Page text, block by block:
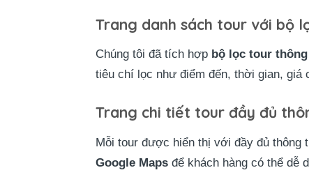
Trang danh sách tour với bộ
Chúng tôi đã tích hợp bộ lọc tour
tiêu chí lọc như điểm đến, thời gian, giá
Trang chi tiết tour đầy đủ
Mỗi tour được hiển thị với đầy đủ thông
Google Maps để khách hàng có thể dễ